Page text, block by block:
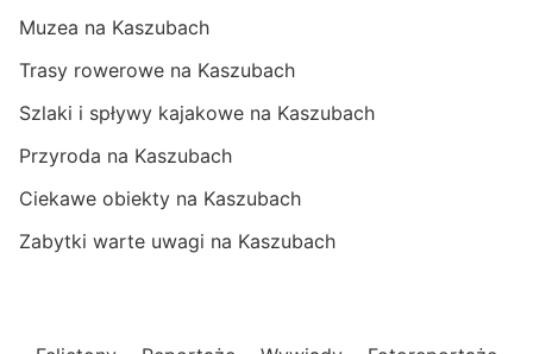
Muzea na Kaszubach
Trasy rowerowe na Kaszubach
Szlaki i spływy kajakowe na Kaszubach
Przyroda na Kaszubach
Ciekawe obiekty na Kaszubach
Zabytki warte uwagi na Kaszubach